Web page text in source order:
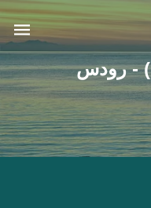
بيثاغوريو (Pythagorio) - رودس